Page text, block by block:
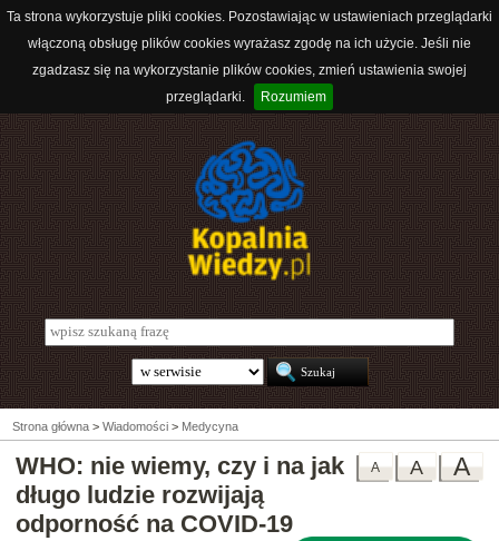
Ta strona wykorzystuje pliki cookies. Pozostawiając w ustawieniach przeglądarki
włączoną obsługę plików cookies wyrażasz zgodę na ich użycie. Jeśli nie
zgadzasz się na wykorzystanie plików cookies, zmień ustawienia swojej
przeglądarki.
Rozumiem
Strona główna > Wiadomości > Medycyna
A
A
A
WHO: nie wiemy, czy i na jak
długo ludzie rozwijają
odporność na COVID-19